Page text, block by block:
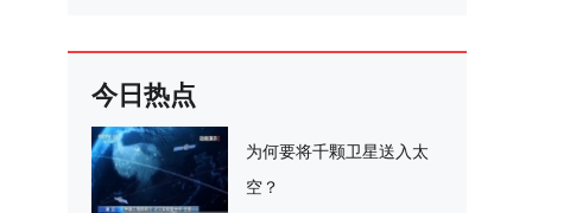
今日热点
为何要将千颗卫星送入太
空？